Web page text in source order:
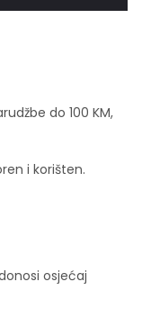
do 100 KM,
i korišten.
osjećaj